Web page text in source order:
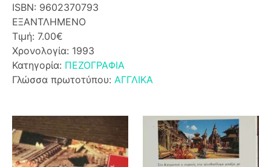
ISBN: 9602370793
ΕΞΑΝΤΛΗΜΕΝΟ
Τιμή: 7.00€
Χρονολογία: 1993
Κατηγορία: ΠΕΖΟΓΡΑΦΙΑ
Γλώσσα πρωτοτύπου: ΑΓΓΛΙΚΑ